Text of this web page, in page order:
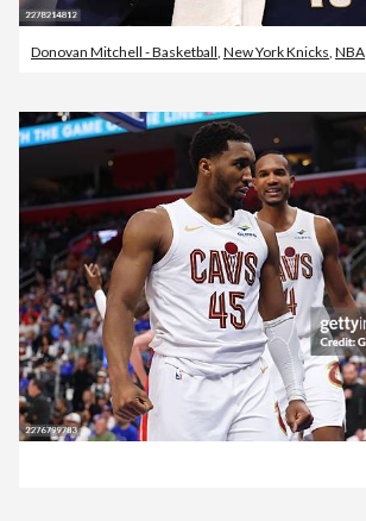
Donovan Mitchell - Basketball New York Knicks NBA